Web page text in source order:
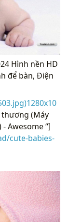
Hình nền HD
để bàn, Điện
thương (Máy
Awesome “]
cute-babies-